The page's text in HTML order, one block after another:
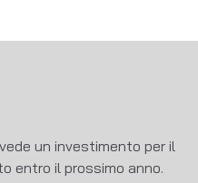
un investimento per il
entro il prossimo anno.